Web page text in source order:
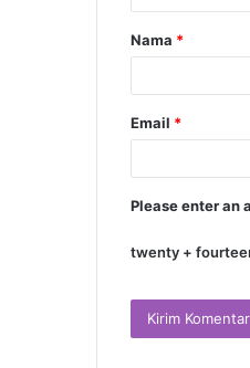
Nama *
Email *
Please enter an
twenty +